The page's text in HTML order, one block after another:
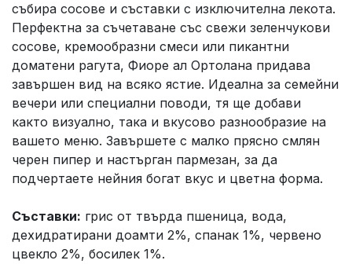
събира сосове и съставки с изключителна лекота.
Перфектна за съчетаване със свежи зеленчукови
сосове, кремообразни смеси или пикантни
доматени рагута, Фиоре ал Ортолана придава
завършен вид на всяко ястие. Идеална за семейни
вечери или специални поводи, тя ще добави
както визуално, така и вкусово разнообразие на
вашето меню. Завършете с малко прясно смлян
черен пипер и настърган пармезан, за да
подчертаете нейния богат вкус и цветна форма.
Съставки: грис от твърда пшеница, вода,
дехидратирани доамти 2%, спанак 1%, червено
цвекло 2%, босилек 1%.